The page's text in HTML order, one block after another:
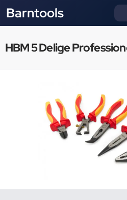
Barntools
HBM 5 Delige